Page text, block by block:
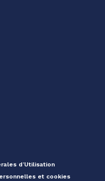
d’Utilisation
et cookies